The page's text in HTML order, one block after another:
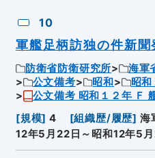
10
軍艦足柄訪独の件新聞
防衛省防衛研究所 海軍
公文備考
昭和
昭和
公文備考 昭和１２年 Ｆ
[規模] 4 [組織歴/履歴] 海
12年5月22日～昭和12年5月